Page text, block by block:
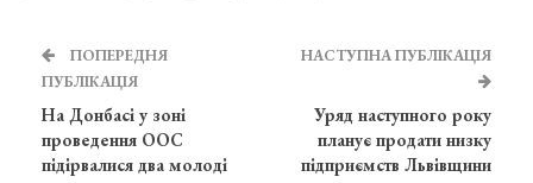
ПОПЕРЕДНЯ
ПУБЛІКАЦІЯ
На Донбасі у зоні
проведення ООС
підірвалися два молоді
НАСТУПНА ПУБЛІКАЦІЯ
Уряд наступного року
планує продати низку
підприємств Львівщини